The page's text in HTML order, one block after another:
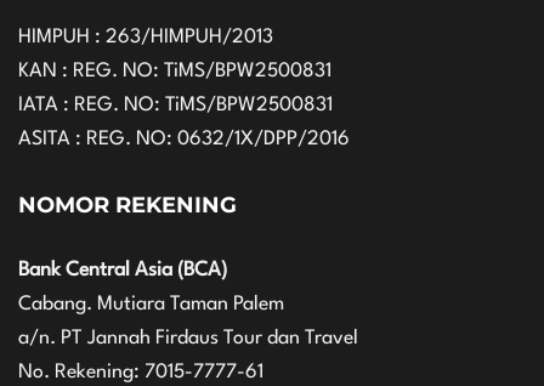
HIMPUH : 263/HIMPUH/2013
KAN : REG. NO: TiMS/BPW2500831
IATA : REG. NO: TiMS/BPW2500831
ASITA : REG. NO: 0632/1X/DPP/2016
NOMOR REKENING
Bank Central Asia (BCA)
Cabang. Mutiara Taman Palem
a/n. PT Jannah Firdaus Tour dan Travel
No. Rekening: 7015-7777-61